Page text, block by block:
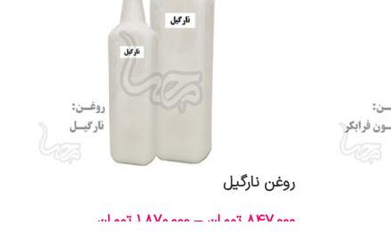
روغن نارگیل
847,000 تومان –
1,870,000 تومان